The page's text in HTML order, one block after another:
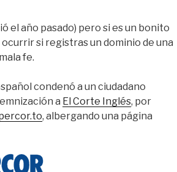
el año pasado) pero si es un bonito
si registras un dominio de una
fe.
condenó a un ciudadano
a El Corte Inglés, por
, albergando una página